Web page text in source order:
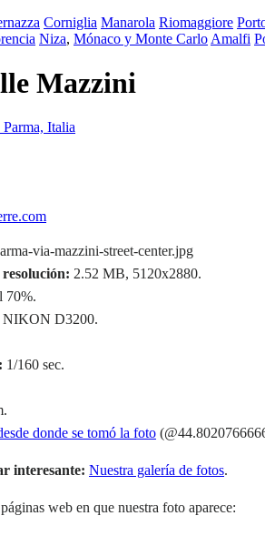
Corniglia Manarola Riomaggiore
Niza, Mónaco y Monte Carlo Amalfi
Mazzini
via-mazzini-street-center.jpg
2.52 MB, 5120x2880.
70%.
NIKON D3200.
1/160 sec.
donde se tomó la foto
interesante: Nuestra galería de fotos.
web en que nuestra foto aparece: